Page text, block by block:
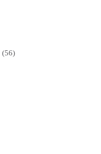
(56)